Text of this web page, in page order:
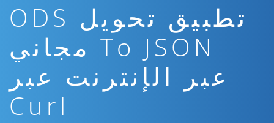
تطبيق تحويل ODS
To JSON مجاني
عبر الإنترنت عبر
Curl